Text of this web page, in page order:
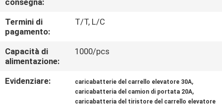
DI
QUALITÀ
CONTATTICI
NOTIZIE
consegna:
Termini di
pagamento:
T/T, L/C
Capacità di
alimentazione:
1000/pcs
Evidenziare: caricabatterie del carrello elevatore 30A,
caricabatteria del camion di portata 20A,
caricabatteria del tiristore del carrello elevatore